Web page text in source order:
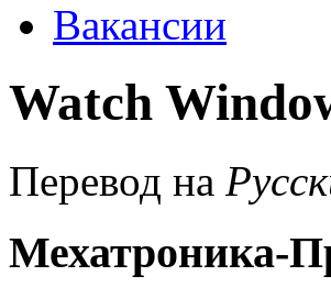
Вакансии
Watch
Перевод на
Мехатроника-